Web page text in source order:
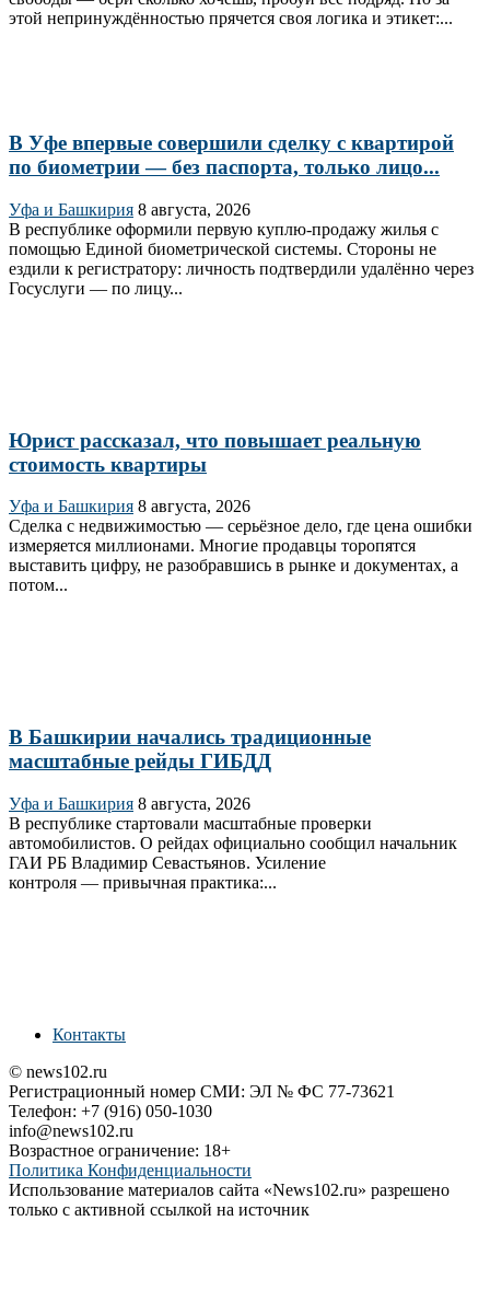
этой непринуждённостью прячется своя логика и этикет:...
В Уфе впервые совершили сделку с квартирой
по биометрии — без паспорта, только лицо...
Уфа и Башкирия 8 августа, 2026
В республике оформили первую куплю‑продажу жилья с
помощью Единой биометрической системы. Стороны не
ездили к регистратору: личность подтвердили удалённо через
Госуслуги — по лицу...
Юрист рассказал, что повышает реальную
стоимость квартиры
Уфа и Башкирия 8 августа, 2026
Сделка с недвижимостью — серьёзное дело, где цена ошибки
измеряется миллионами. Многие продавцы торопятся
выставить цифру, не разобравшись в рынке и документах, а
потом...
В Башкирии начались традиционные
масштабные рейды ГИБДД
Уфа и Башкирия 8 августа, 2026
В республике стартовали масштабные проверки
автомобилистов. О рейдах официально сообщил начальник
ГАИ РБ Владимир Севастьянов. Усиление
контроля — привычная практика:...
Контакты
© news102.ru
Регистрационный номер СМИ: ЭЛ № ФС 77-73621
Телефон: +7 (916) 050-1030
info@news102.ru
Возрастное ограничение: 18+
Политика Конфиденциальности
Использование материалов сайта «News102.ru» разрешено
только с активной ссылкой на источник